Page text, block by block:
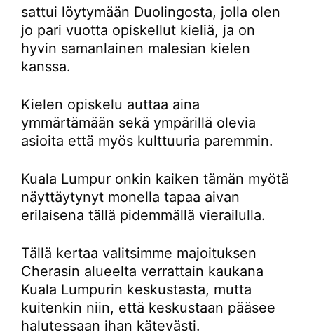
sattui löytymään Duolingosta, jolla olen
jo pari vuotta opiskellut kieliä, ja on
hyvin samanlainen malesian kielen
kanssa.
Kielen opiskelu auttaa aina
ymmärtämään sekä ympärillä olevia
asioita että myös kulttuuria paremmin.
Kuala Lumpur onkin kaiken tämän myötä
näyttäytynyt monella tapaa aivan
erilaisena tällä pidemmällä vierailulla.
Tällä kertaa valitsimme majoituksen
Cherasin alueelta verrattain kaukana
Kuala Lumpurin keskustasta, mutta
kuitenkin niin, että keskustaan pääsee
halutessaan ihan kätevästi.